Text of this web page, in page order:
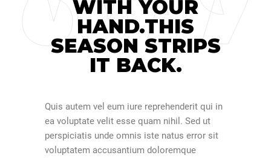
WITH YOUR
HAND.THIS
SEASON STRIPS
IT BACK.
Quis autem vel eum iure reprehenderit qui in
ea voluptate velit esse quam nihil. Sed ut
perspiciatis unde omnis iste natus error sit
voluptatem accusantium doloremque